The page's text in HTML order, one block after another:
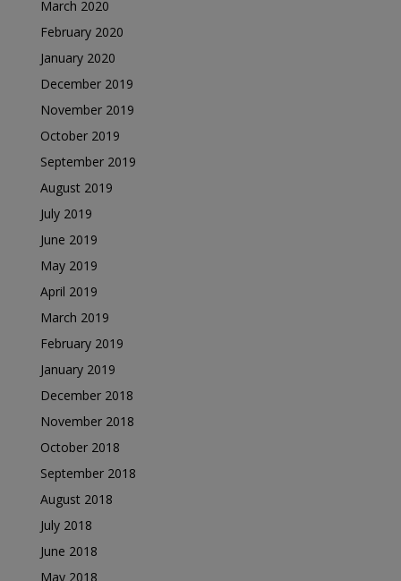
March 2020
February 2020
January 2020
December 2019
November 2019
October 2019
September 2019
August 2019
July 2019
June 2019
May 2019
April 2019
March 2019
February 2019
January 2019
December 2018
November 2018
October 2018
September 2018
August 2018
July 2018
June 2018
May 2018